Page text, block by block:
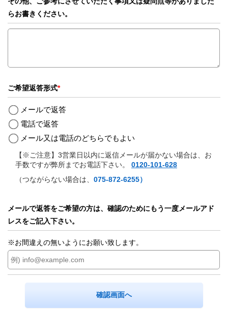
らお書きください。
ご希望返答形式*
メールで返答
電話で返答
メール又は電話のどちらでもよい
【※ご注意】3営業日以内に返信メールが届かない場合は、お
手数ですが弊所までお電話下さい。 0120-101-628
（つながらない場合は、 075-872-6255）
メールで返答をご希望の方は、確認のためにもう一度メールアド
レスをご記入下さい。
※お間違えの無いようにお願い致します。